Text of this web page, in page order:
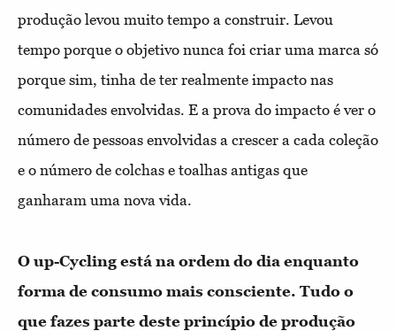
produção levou muito tempo a construir. Levou
tempo porque o objetivo nunca foi criar uma marca só
porque sim, tinha de ter realmente impacto nas
comunidades envolvidas. E a prova do impacto é ver o
número de pessoas envolvidas a crescer a cada coleção
e o número de colchas e toalhas antigas que
ganharam uma nova vida.
O up-Cycling está na ordem do dia enquanto
forma de consumo mais consciente. Tudo o
que fazes parte deste princípio de produção